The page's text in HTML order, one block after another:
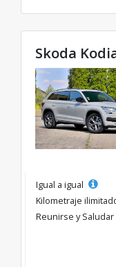
Skoda
Igual a igual
Kilometraje
Reunirse y Saludar